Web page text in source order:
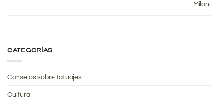
Milani
CATEGORÍAS
Consejos sobre tatuajes
Cultura